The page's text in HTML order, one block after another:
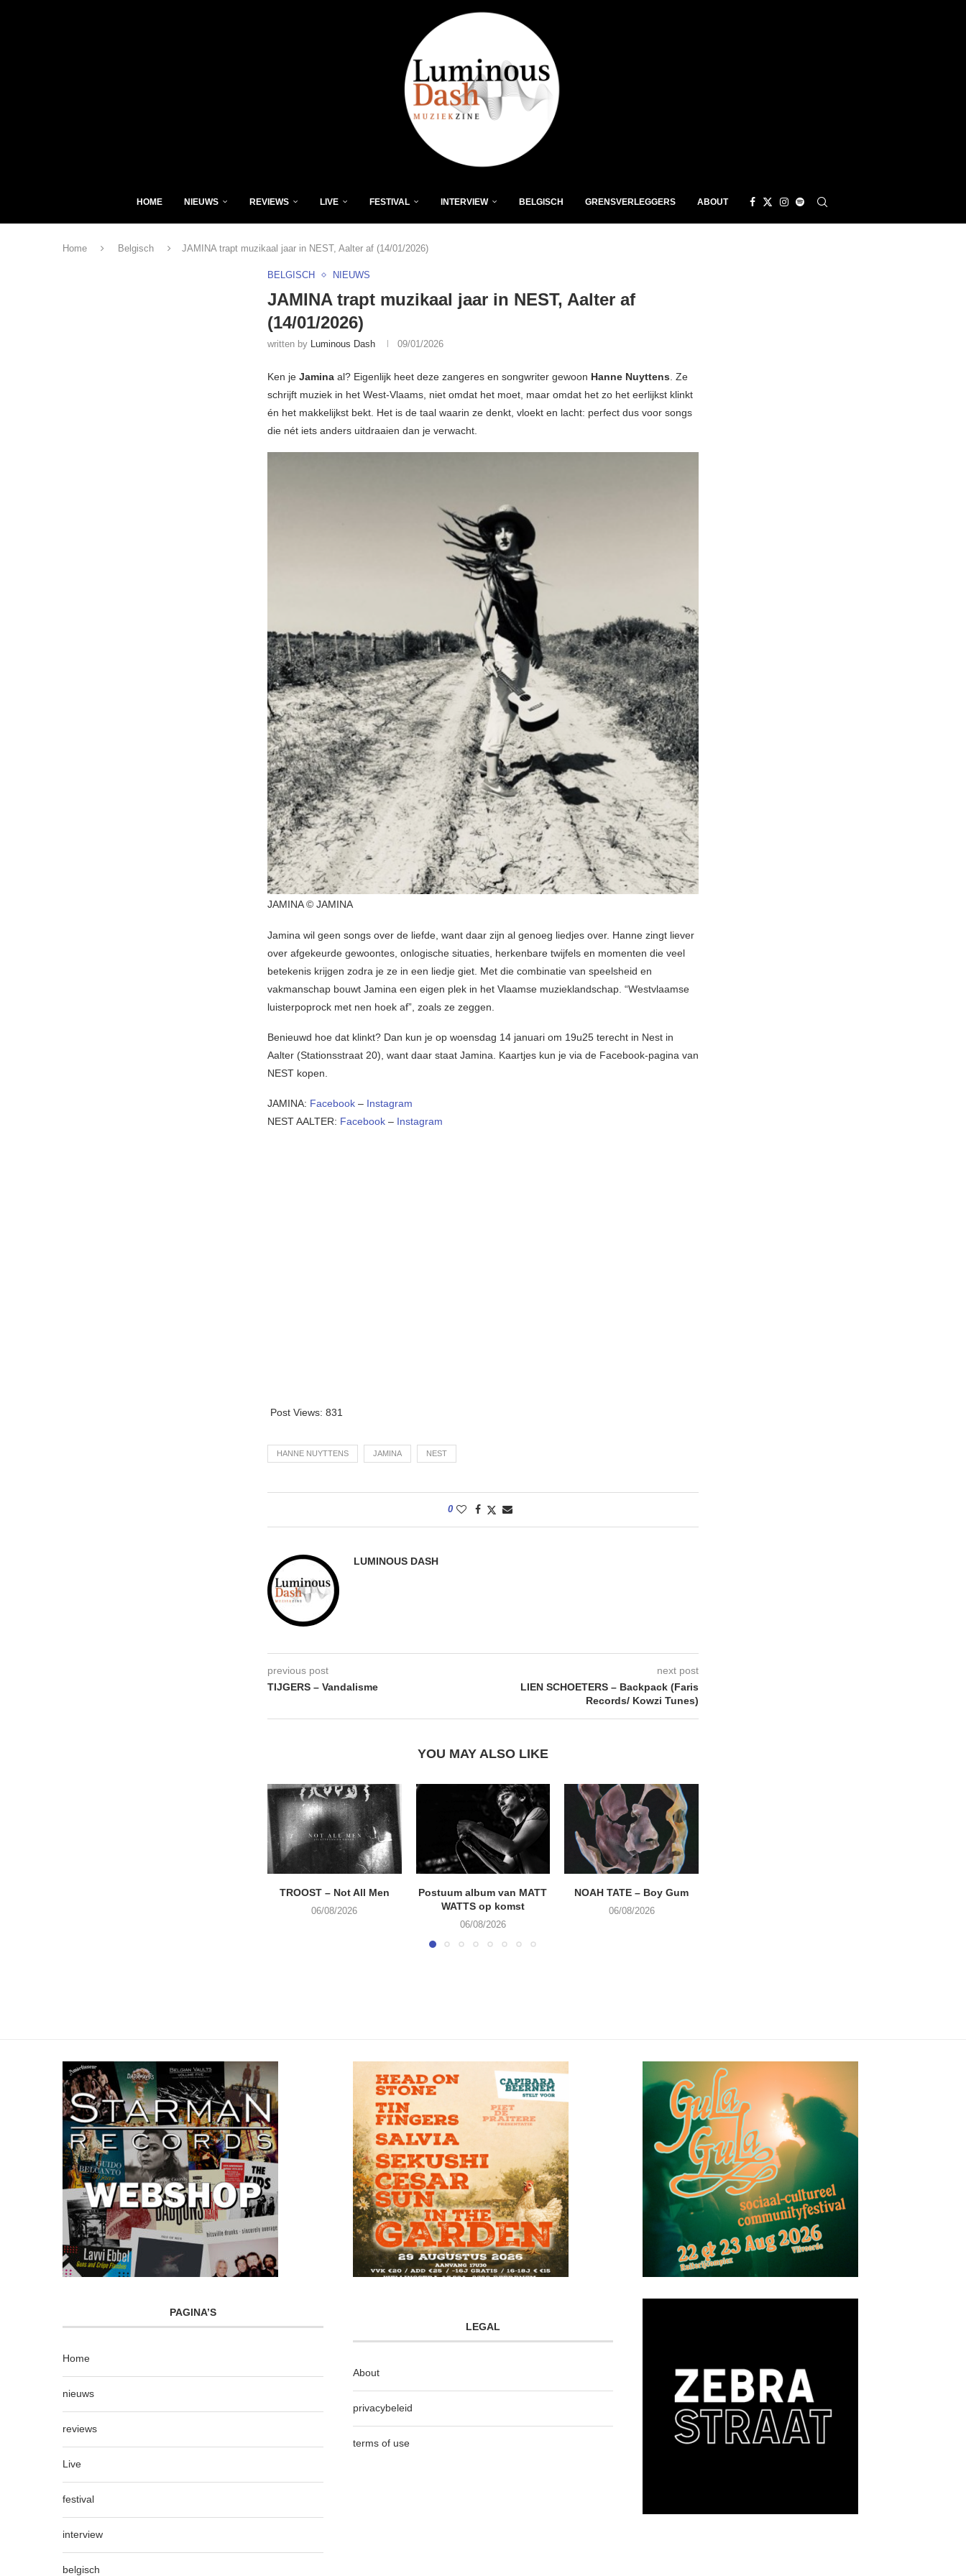
HOME NIEUWS REVIEWS LIVE FESTIVAL INTERVIEW BELGISCH GRENSVERLEGGERS ABOUT
Home Belgisch JAMINA trapt muzikaal jaar in NEST, Aalter af (14/01/2026)
BELGISCH NIEUWS
JAMINA trapt muzikaal jaar in NEST, Aalter af
(14/01/2026)
written by Luminous Dash 09/01/2026
Ken je Jamina al? Eigenlijk heet deze zangeres en songwriter gewoon Hanne Nuyttens. Ze
schrijft muziek in het West-Vlaams, niet omdat het moet, maar omdat het zo het eerlijkst klinkt
én het makkelijkst bekt. Het is de taal waarin ze denkt, vloekt en lacht: perfect dus voor songs
die nét iets anders uitdraaien dan je verwacht.
JAMINA © JAMINA
Jamina wil geen songs over de liefde, want daar zijn al genoeg liedjes over. Hanne zingt liever
over afgekeurde gewoontes, onlogische situaties, herkenbare twijfels en momenten die veel
betekenis krijgen zodra je ze in een liedje giet. Met die combinatie van speelsheid en
vakmanschap bouwt Jamina een eigen plek in het Vlaamse muzieklandschap. “Westvlaamse
luisterpoprock met nen hoek af”, zoals ze zeggen.
Benieuwd hoe dat klinkt? Dan kun je op woensdag 14 januari om 19u25 terecht in Nest in
Aalter (Stationsstraat 20), want daar staat Jamina. Kaartjes kun je via de Facebook-pagina van
NEST kopen.
JAMINA: Facebook – Instagram
NEST AALTER: Facebook – Instagram
Post Views: 831
HANNE NUYTTENS JAMINA NEST
0
LUMINOUS DASH
previous post
TIJGERS – Vandalisme
next post
LIEN SCHOETERS – Backpack (Faris
Records/ Kowzi Tunes)
YOU MAY ALSO LIKE
TROOST – Not All Men
06/08/2026
Postuum album van MATT
WATTS op komst
06/08/2026
NOAH TATE – Boy Gum
06/08/2026
PAGINA’S
Home
nieuws
reviews
Live
festival
interview
belgisch
LEGAL
About
privacybeleid
terms of use